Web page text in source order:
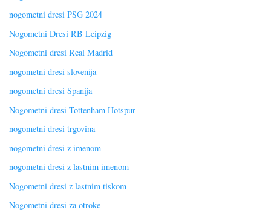
nogometni dresi PSG 2024
Nogometni Dresi RB Leipzig
Nogometni dresi Real Madrid
nogometni dresi slovenija
nogometni dresi Španija
Nogometni dresi Tottenham Hotspur
nogometni dresi trgovina
nogometni dresi z imenom
nogometni dresi z lastnim imenom
Nogometni dresi z lastnim tiskom
Nogometni dresi za otroke